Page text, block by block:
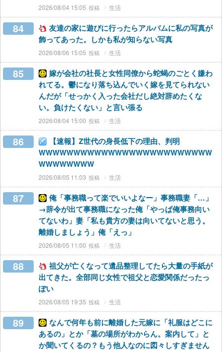
2026/08/04 15:05 生活
84
友達の家に遊びに行ったらアルバムに私の写真が
飾ってあった。しかも私が知らない写真
2026/08/06 15:05 生活
85
嫁が会社の社長と女性同僚から蛇蝎のごとく嫌わ
れてる。鬱になり落ち込んでいく嫁を見てられない
んだが「せっかく入った会社だし絶対辞めたくな
い。負けたくない」と言い張る
2026/08/04 15:00 生活
86
【速報】Z世代の身長低下の理由、判明
WWWWWWWWWWWWWWWWWWWWWWWWW
WWWWWWWW
2026/08/05 11:03 生活
87
俺「事務職って楽でいいよなー」事務職妻「…」
→辞令が出て事務職になった俺「やっぱ俺事務向い
てないわ」妻「私も貴方の妻は向いてないと思う。
離婚しましょう」俺「えっ」
2026/08/05 11:00 生活
88
祖父が亡くなって遺品整理してたら大量の手紙が
出てきた。全部同じ女性で祖父と恋愛関係だったっ
ぽい
2026/08/05 19:35 生活
89
なんで何年も前に離婚した元嫁に「礼服はどこに
あるの」とか「墓の場所がわからん。案内して」と
か聞いてくるの？もう他人なのに図々しすぎません